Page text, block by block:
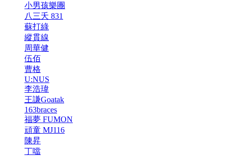
小男孩樂團
八三夭 831
蘇打綠
縱貫線
周華健
伍佰
曹格
U:NUS
李浩瑋
王謙Goatak
163braces
福夢 FUMON
頑童 MJ116
陳昇
丁噹